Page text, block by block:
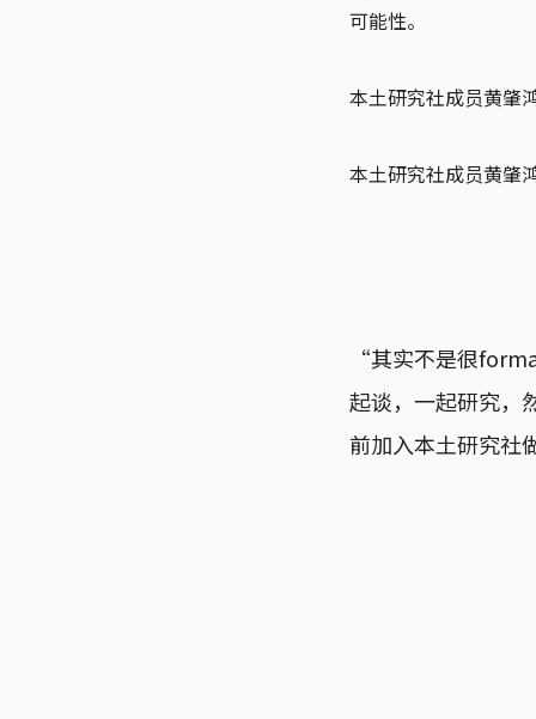
可能性。
本土研究社成员黄肇
本土研究社成员黄肇
“其实不是很
起谈，一起研究，
前加入本土研究社